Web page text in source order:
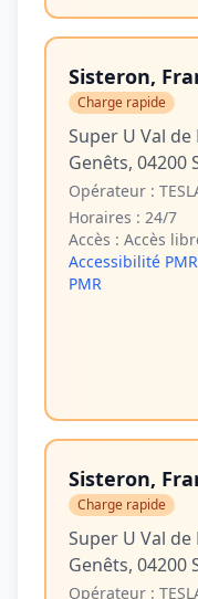
Sisteron,
Charge rapide
Super U Val de
Genêts, 04200
Opérateur :
Horaires : 24/7
Accès : Accès
Accessibilité
PMR
Sisteron,
Charge rapide
Super U Val de
Genêts, 04200
Opérateur :